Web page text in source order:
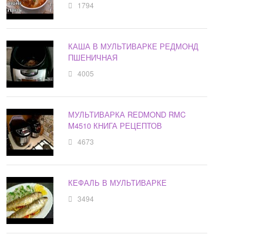
1794
КАША В МУЛЬТИВАРКЕ РЕДМОНД
ПШЕНИЧНАЯ
4005
МУЛЬТИВАРКА REDMOND RMC
M4510 КНИГА РЕЦЕПТОВ
4673
КЕФАЛЬ В МУЛЬТИВАРКЕ
3494